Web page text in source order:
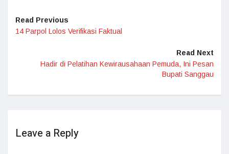
Read Previous
14 Parpol Lolos Verifikasi Faktual
Read Next
Hadir di Pelatihan Kewirausahaan Pemuda, Ini Pesan
Bupati Sanggau
Leave a Reply